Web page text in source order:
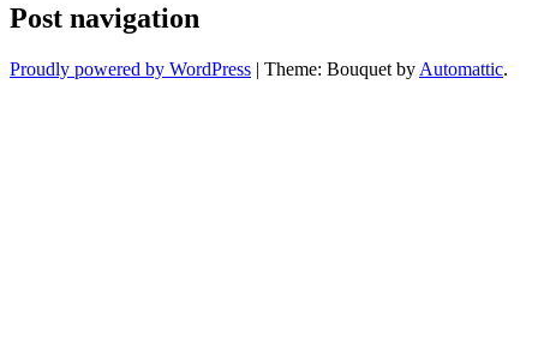
Post navigation
Proudly powered by WordPress | Theme: Bouquet by Automattic.